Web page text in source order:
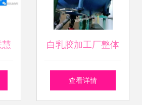
白乳胶加工厂整体
转让 技术与资产打
查看详情